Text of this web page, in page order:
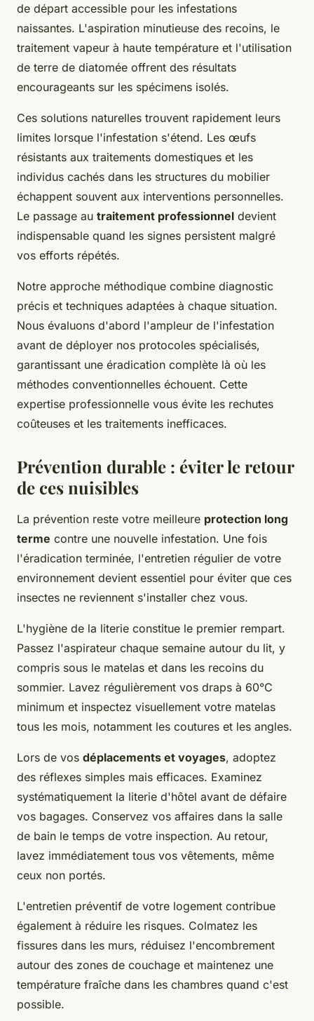
de départ accessible pour les infestations
naissantes. L'aspiration minutieuse des recoins, le
traitement vapeur à haute température et l'utilisation
de terre de diatomée offrent des résultats
encourageants sur les spécimens isolés.
Ces solutions naturelles trouvent rapidement leurs
limites lorsque l'infestation s'étend. Les œufs
résistants aux traitements domestiques et les
individus cachés dans les structures du mobilier
échappent souvent aux interventions personnelles.
Le passage au traitement professionnel devient
indispensable quand les signes persistent malgré
vos efforts répétés.
Notre approche méthodique combine diagnostic
précis et techniques adaptées à chaque situation.
Nous évaluons d'abord l'ampleur de l'infestation
avant de déployer nos protocoles spécialisés,
garantissant une éradication complète là où les
méthodes conventionnelles échouent. Cette
expertise professionnelle vous évite les rechutes
coûteuses et les traitements inefficaces.
Prévention durable : éviter le retour
de ces nuisibles
La prévention reste votre meilleure protection long
terme contre une nouvelle infestation. Une fois
l'éradication terminée, l'entretien régulier de votre
environnement devient essentiel pour éviter que ces
insectes ne reviennent s'installer chez vous.
L'hygiène de la literie constitue le premier rempart.
Passez l'aspirateur chaque semaine autour du lit, y
compris sous le matelas et dans les recoins du
sommier. Lavez régulièrement vos draps à 60°C
minimum et inspectez visuellement votre matelas
tous les mois, notamment les coutures et les angles.
Lors de vos déplacements et voyages, adoptez
des réflexes simples mais efficaces. Examinez
systématiquement la literie d'hôtel avant de défaire
vos bagages. Conservez vos affaires dans la salle
de bain le temps de votre inspection. Au retour,
lavez immédiatement tous vos vêtements, même
ceux non portés.
L'entretien préventif de votre logement contribue
également à réduire les risques. Colmatez les
fissures dans les murs, réduisez l'encombrement
autour des zones de couchage et maintenez une
température fraîche dans les chambres quand c'est
possible.